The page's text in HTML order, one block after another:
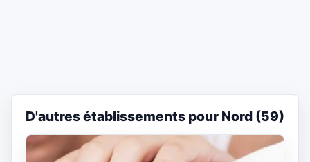
D'autres établissements pour Nord (59)